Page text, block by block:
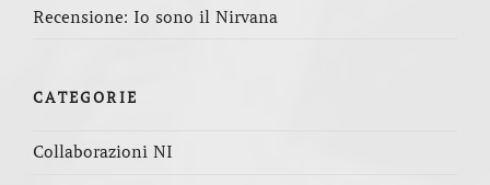
Recensione: Io sono il Nirvana
CATEGORIE
Collaborazioni NI